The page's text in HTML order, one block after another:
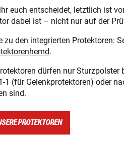
euch entscheidet, letztlich ist
dabei ist – nicht nur auf der
zu den integrierten Protektoren:
.
dürfen nur Sturzpolster
1 (für Gelenkprotektoren) oder
sind.
PROTEKTOREN